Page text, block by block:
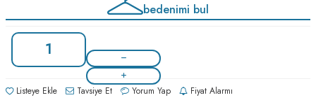
bedenimi bul
Listeye Ekle Tavsiye Et Yorum Yap Fiyat Alarmı